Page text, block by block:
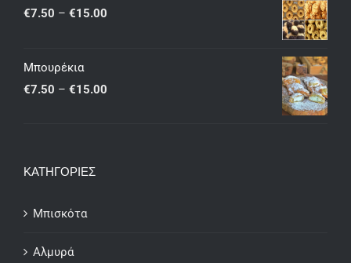
€7.50 – €15.00
Μπουρέκια
€7.50 – €15.00
ΚΑΤΗΓΟΡΙΕΣ
Μπισκότα
Αλμυρά